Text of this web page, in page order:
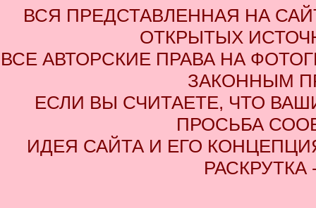
ВСЯ ПРЕДСТАВЛЕННАЯ НА
ОТКРЫТЫХ
ВСЕ АВТОРСКИЕ ПРАВА НА
ЗАКОННЫМ
ЕСЛИ ВЫ СЧИТАЕТЕ, ЧТО
ПРОСЬБА
ИДЕЯ САЙТА И ЕГО
РАСКРУТКА